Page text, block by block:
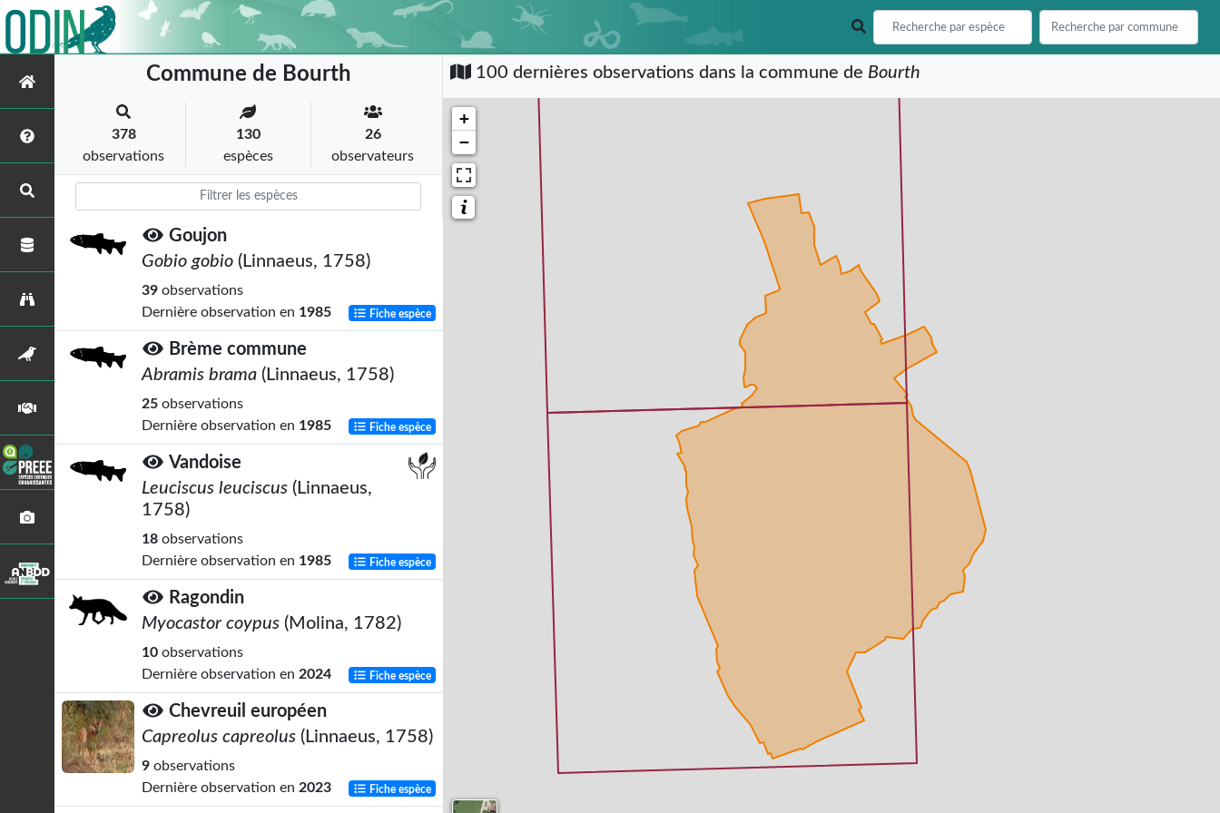
Commune de Bourth
378
observations
130
espèces
26
observateurs
Goujon
Gobio gobio (Linnaeus, 1758)
39 observations
Dernière observation en 1985 Fiche espèce
Brème commune
Abramis brama (Linnaeus, 1758)
25 observations
Dernière observation en 1985 Fiche espèce
Vandoise
Leuciscus leuciscus (Linnaeus,
1758)
18 observations
Dernière observation en 1985 Fiche espèce
Ragondin
Myocastor coypus (Molina, 1782)
10 observations
Dernière observation en 2024 Fiche espèce
Chevreuil européen
Capreolus capreolus (Linnaeus, 1758)
9 observations
Dernière observation en 2023 Fiche espèce
100 dernières observations dans la commune de Bourth
+
−